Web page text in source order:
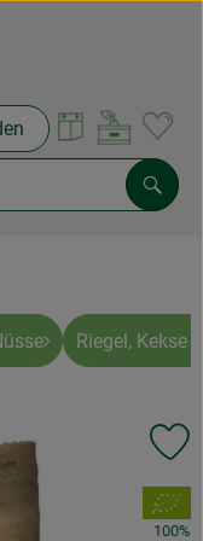
oder
Riegel, Kekse
, Verband:
100%